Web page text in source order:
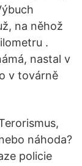
na něhož
.
nastal v
v továrně
náhoda?
policie